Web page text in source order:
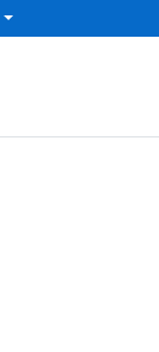
Rozmiar czcionki 200%